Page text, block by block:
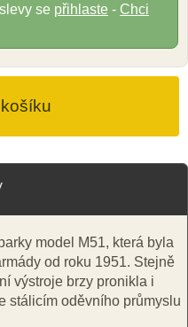
se přihlaste - Chci
model M51, která byla
od roku 1951. Stejně
výstroje brzy pronikla i
stálicím oděvního průmyslu